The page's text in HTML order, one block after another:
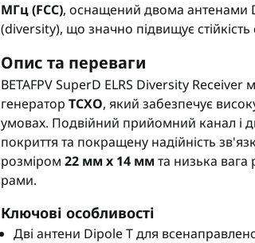
МГц (FCC), оснащений двома антенами
(diversity), що значно підвищує стійкість
Опис та переваги
BETAFPV SuperD ELRS Diversity
генератор TCXO, який забезпечує
умовах. Подвійний прийомний канал і
покриття та покращену надійність
розміром 22 мм х 14 ммта низька вага
рами.
Ключові особливості
Дві антени Dipole T для